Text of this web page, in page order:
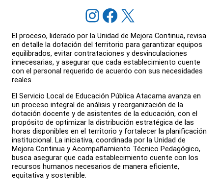
Instagram Facebook X
El proceso, liderado por la Unidad de Mejora Continua, revisa
en detalle la dotación del territorio para garantizar equipos
equilibrados, evitar contrataciones y desvinculaciones
innecesarias, y asegurar que cada establecimiento cuente
con el personal requerido de acuerdo con sus necesidades
reales.
El Servicio Local de Educación Pública Atacama avanza en
un proceso integral de análisis y reorganización de la
dotación docente y de asistentes de la educación, con el
propósito de optimizar la distribución estratégica de las
horas disponibles en el territorio y fortalecer la planificación
institucional. La iniciativa, coordinada por la Unidad de
Mejora Continua y Acompañamiento Técnico Pedagógico,
busca asegurar que cada establecimiento cuente con los
recursos humanos necesarios de manera eficiente,
equitativa y sostenible.